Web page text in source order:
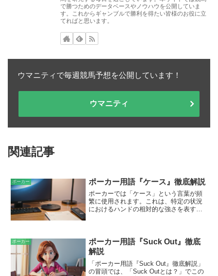
で勝つためのデータベースやノウハウを公開していま
す。これからギャンブルで勝利を得たい皆様のお役に立
てればと思います。
ウマニティで毎週競馬予想を公開しています！
ウマニティ
関連記事
ポーカー ポーカー用語『ケース』徹底解説
ポーカーでは「ケース」という言葉が頻
繁に使用されます。これは、特定の状況
におけるハンドの相対的な強さを表すポ
ります。「ケース」という用語は、ハン
ドが特定の状況でどれだけ強い（または
弱い）かを評価するために使用できま
す。たとえば、「ドローケース」は、プ
レイヤーが強いハンドを完成させるため
ポーカー
ポーカー用語『Suck Out』徹底
解説
「ポーカー用語『Suck Out』徹底解説」
の冒頭では、「Suck Outとは？」でこの